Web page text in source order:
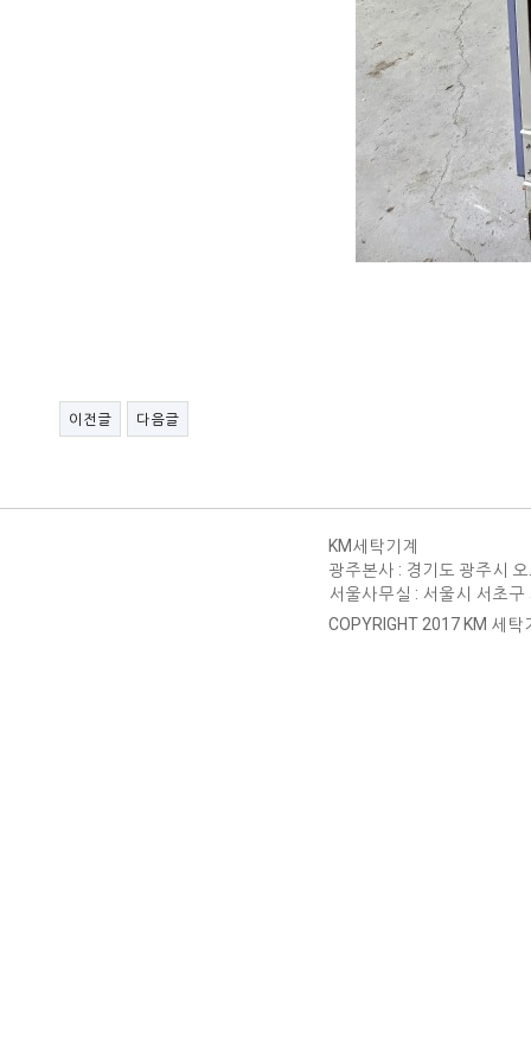
이전글 다음글
KM세탁기계
광주본사 : 경기도 광주시
서울사무실 : 서울시 서초
COPYRIGHT 2017 KM 세탁